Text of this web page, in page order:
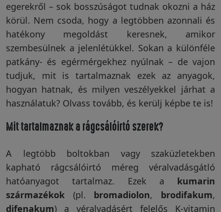
Madárriasztás
Rágcsálóriasztás
Vakondriasztás
Villanypásztor
Napelem
egerekről – sok bosszúságot tudnak okozni a ház
körül. Nem csoda, hogy a legtöbben azonnali és
hatékony megoldást keresnek, amikor
szembesülnek a jelenlétükkel. Sokan a különféle
patkány- és egérmérgekhez nyúlnak – de vajon
tudjuk, mit is tartalmaznak ezek az anyagok,
hogyan hatnak, és milyen veszélyekkel járhat a
használatuk? Olvass tovább, és kerülj képbe te is!
Mit tartalmaznak a rágcsálóirtó szerek?
A legtöbb boltokban vagy szaküzletekben
kapható rágcsálóirtó méreg véralvadásgátló
hatóanyagot tartalmaz. Ezek a kumarin
származékok (pl. bromadiolon, brodifakum,
difenakum) a véralvadásért felelős K-vitamin